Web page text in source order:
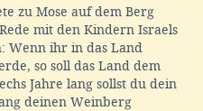
zu Mose auf dem Berg
Rede mit den Kindern Israels
Wenn ihr in das Land
so soll das Land dem
Jahre lang sollst du dein
deinen Weinberg